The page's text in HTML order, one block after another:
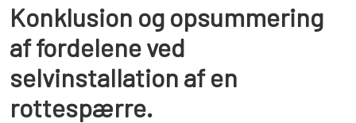
Konklusion og opsummering
af fordelene ved
selvinstallation af en
rottespærre.